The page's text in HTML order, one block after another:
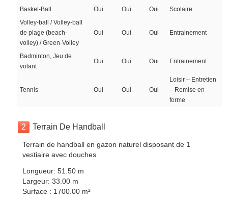
Basket-Ball
Oui Oui Oui
Scolaire
Volley-ball / Volley-ball
de plage (beach-
volley) / Green-Volley
Oui Oui Oui Entrainement
Badminton, Jeu de
volant
Oui Oui Oui Entrainement
Tennis Oui Oui Oui
Loisir – Entretien
– Remise en
forme
2 Terrain De Handball
Terrain de handball en gazon naturel disposant de 1
vestiaire avec douches
Longueur: 51.50 m
Largeur: 33.00 m
Surface : 1700.00 m²